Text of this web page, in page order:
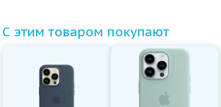
С этим товаром покупают